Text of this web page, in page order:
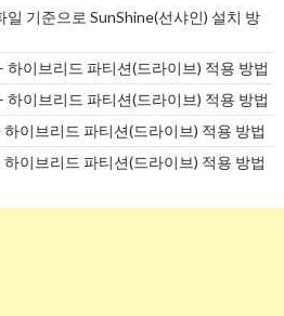
기준으로 SunShine(선샤인) 설치 방
하이브리드 파티션(드라이브) 적용 방법
하이브리드 파티션(드라이브) 적용 방법
이브리드 파티션(드라이브) 적용 방법
이브리드 파티션(드라이브) 적용 방법